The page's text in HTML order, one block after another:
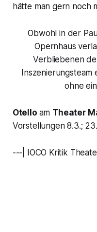
hätte man gern noch
Obwohl in der
Opernhaus
Verbliebenen
ohne ein
Otello am Theater
Vorstellungen 8.3.;
---| IOCO Kritik